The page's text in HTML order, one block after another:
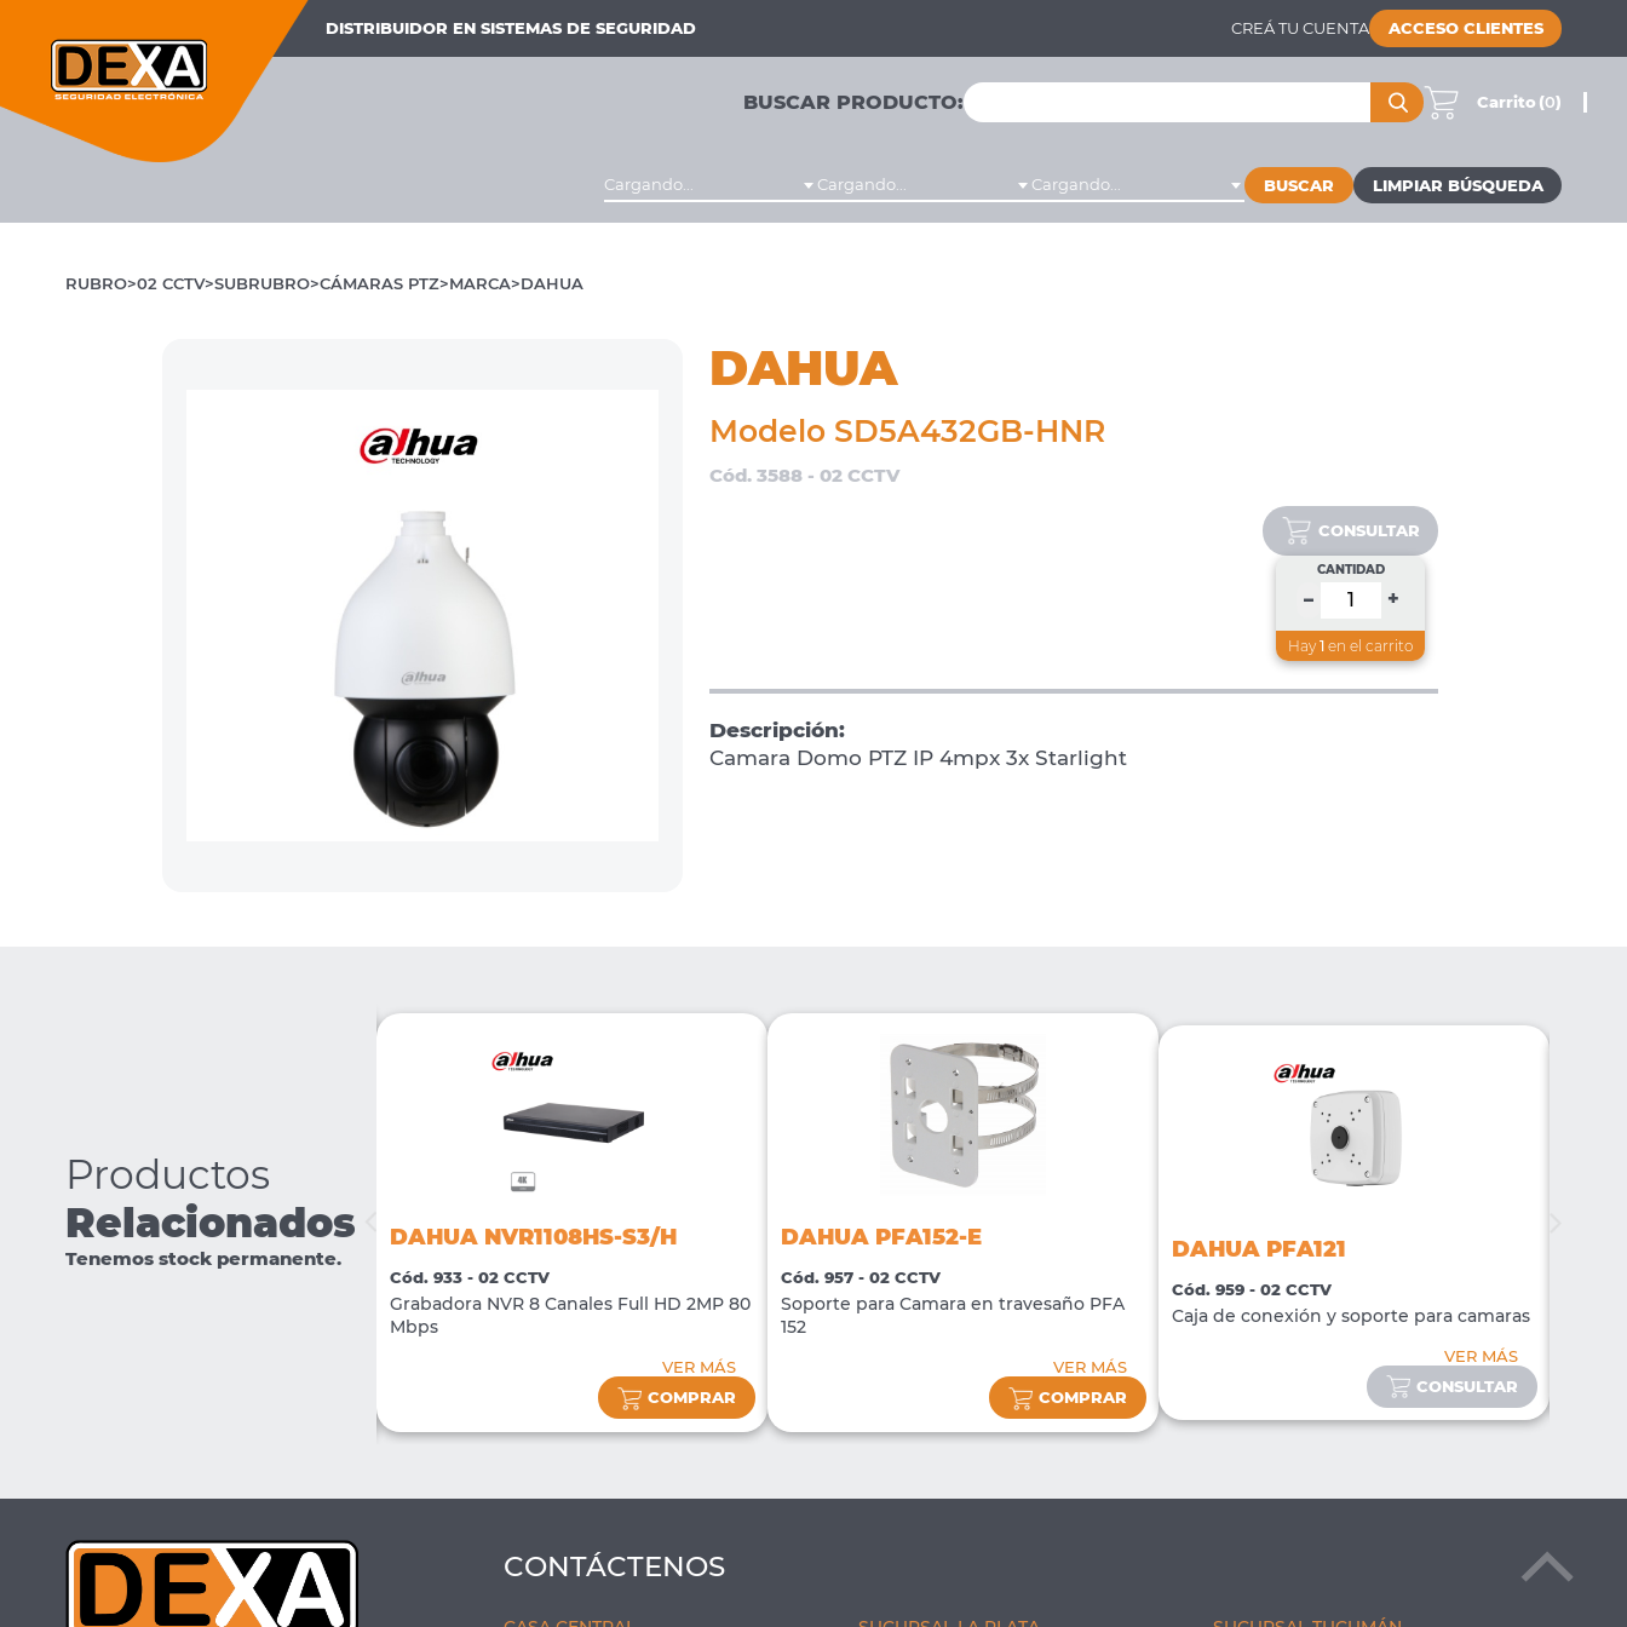
DISTRIBUIDOR EN SISTEMAS DE SEGURIDAD CREÁ TU CUENTA ACCESO CLIENTES
BUSCAR PRODUCTO: Carrito (0)
Cargando... Cargando... Cargando... BUSCAR
RUBRO 02 CCTV SUBRUBRO CÁMARAS PTZ MARCA DAHUA
DAHUA
Modelo SD5A432GB-HNR
Cód. 3588 - 02 CCTV
CONSULTAR
CANTIDAD
– +
Hay1 en el carrito
Descripción:
Camara Domo PTZ IP 4mpx 3x Starlight
Productos
Relacionados
Tenemos stock permanente.
IPC-HFW1239S1P-LED-
S5
DAHUA NVR1108HS-S3/H
Cód. 933 - 02 CCTV
Grabadora NVR 8 Canales Full HD 2MP 80
Mbps
VER MÁS
COMPRAR
DAHUA PFA152-E
Cód. 957 - 02 CCTV
Soporte para Camara en travesaño PFA
152
VER MÁS
COMPRAR
DAHUA PFA121
Cód. 959 - 02 CCTV
Caja de conexión y soporte para camaras
VER MÁS
CONSULTAR
CONTÁCTENOS